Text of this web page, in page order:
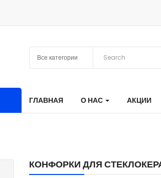
ГЛАВНАЯ О НАС АКЦИИ
КОНФОРКИ ДЛЯ